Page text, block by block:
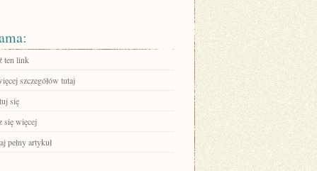
ten link
szczegółów tutaj
się
się więcej
pełny artykuł